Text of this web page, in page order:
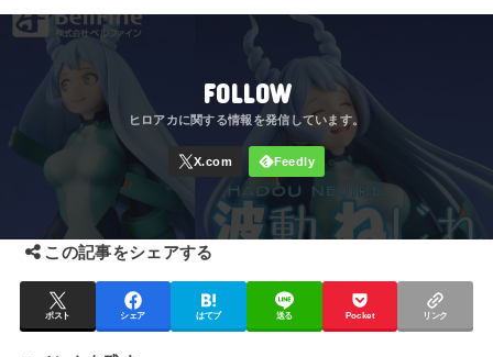
FOLLOW
この記事をシェアする
ポスト シェア はてブ 送る Pocket リンク